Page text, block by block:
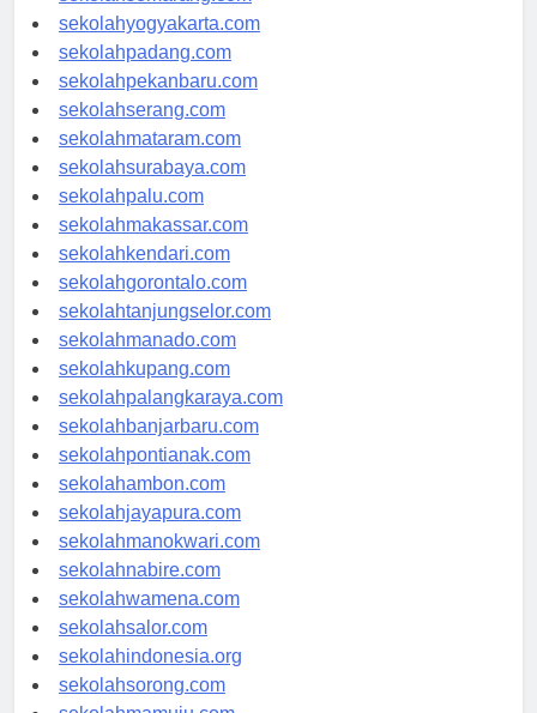
sekolahsemarang.com
sekolahyogyakarta.com
sekolahpadang.com
sekolahpekanbaru.com
sekolahserang.com
sekolahmataram.com
sekolahsurabaya.com
sekolahpalu.com
sekolahmakassar.com
sekolahkendari.com
sekolahgorontalo.com
sekolahtanjungselor.com
sekolahmanado.com
sekolahkupang.com
sekolahpalangkaraya.com
sekolahbanjarbaru.com
sekolahpontianak.com
sekolahambon.com
sekolahjayapura.com
sekolahmanokwari.com
sekolahnabire.com
sekolahwamena.com
sekolahsalor.com
sekolahindonesia.org
sekolahsorong.com